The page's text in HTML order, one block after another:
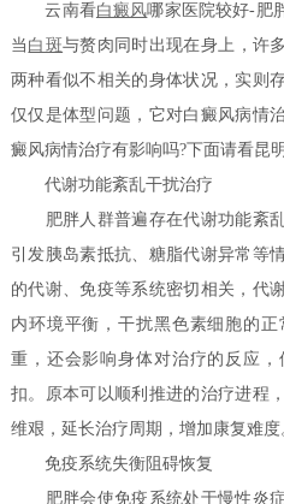
云南看白癜风哪家医院较好-肥
当 白斑与赘肉同时出现在身上，许
两种看似不相关的身体状况，实则
仅仅是体型问题，它对白癜风病情
癜风病情治疗有影响吗?下面请看昆
代谢功能紊乱干扰治疗
肥胖人群普遍存在代谢功能紊乱
引发胰岛素抵抗、糖脂代谢异常等
的代谢、免疫等系统密切相关，代
内环境平衡，干扰黑色素细胞的
重，还会影响身体对治疗的反应
扣。原本可以顺利推进的治疗进程
维艰，延长治疗周期，增加康复难度
免疫系统失衡阻碍恢复
肥胖会使免疫系统处于慢性炎症